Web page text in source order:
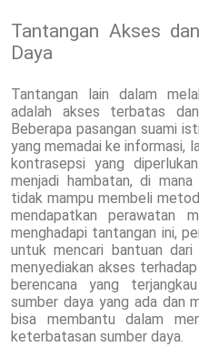
Tantangan Akses
Daya
Tantangan lain dalam
adalah akses terbatas
Beberapa pasangan suami
yang memadai ke informasi,
kontrasepsi yang
menjadi hambatan, di
tidak mampu membeli
mendapatkan perawatan
menghadapi tantangan ini,
untuk mencari bantuan
menyediakan akses
berencana yang
sumber daya yang ada dan
bisa membantu dalam
keterbatasan sumber daya.